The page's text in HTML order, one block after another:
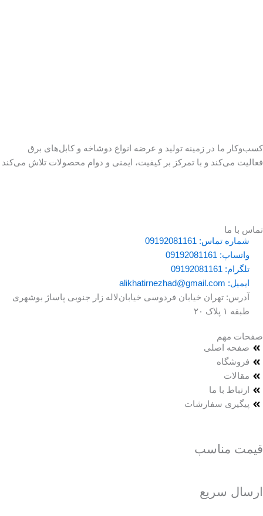
کسب‌وکار ما در زمینه تولید و عرضه انواع دوشاخه و کابل‌های برق
فعالیت می‌کند و با تمرکز بر کیفیت، ایمنی و دوام محصولات تلاش می‌کند
تماس با ما
شماره تماس: 09192081161
واتساپ: 09192081161
تلگرام: 09192081161
ایمیل: alikhatirnezhad@gmail.com
آدرس: تهران خیابان‌ فردوسی خیابان‌لاله‌ زار جنوبی پاساژ‌ بوشهری
طبقه ۱ پلاک ۲۰
صفحات مهم
صفحه اصلی
فروشگاه
مقالات
ارتباط با ما
پیگیری سفارشات
قیمت مناسب
ارسال سریع